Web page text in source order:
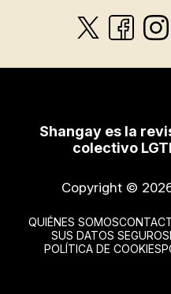
Shangay es la
colectivo
Copyright ©
QUIÉNES SOMOS
SUS DATOS SEGUROS
POLÍTICA DE COOKIES